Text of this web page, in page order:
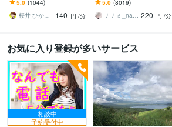
の恋の“答え”を言葉にしま
す。
5.0 (1044)
桜井 ひかる｜経験豊富の恋愛相談室
140 円 /分
ンセリングじゃない、な
んとなく雑談聞いて～
5.0 (8019)
ナナミ_nanami 220 円 /分
お気に入り登録が多いサービス
相談中
予約受付中